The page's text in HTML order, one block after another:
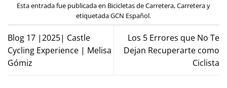
Esta entrada fue publicada en Bicicletas de Carretera,Carreteray
etiquetadaGCN Español.
Blog 17 |2025| Castle
Cycling Experience | Melisa
Gómiz
Los 5 Errores que No Te
Dejan Recuperarte como
Ciclista